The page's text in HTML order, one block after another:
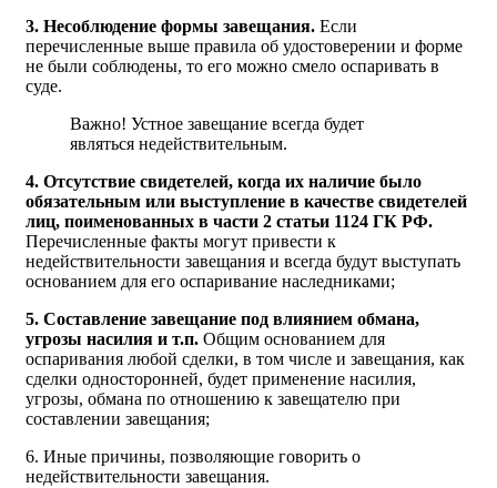
3. Несоблюдение формы завещания. Если
перечисленные выше правила об удостоверении и форме
не были соблюдены, то его можно смело оспаривать в
суде.
Важно! Устное завещание всегда будет
являться недействительным.
4. Отсутствие свидетелей, когда их наличие было
обязательным или выступление в качестве свидетелей
лиц, поименованных в части 2 статьи 1124 ГК РФ.
Перечисленные факты могут привести к
недействительности завещания и всегда будут выступать
основанием для его оспаривание наследниками;
5. Составление завещание под влиянием обмана,
угрозы насилия и т.п. Общим основанием для
оспаривания любой сделки, в том числе и завещания, как
сделки односторонней, будет применение насилия,
угрозы, обмана по отношению к завещателю при
составлении завещания;
6. Иные причины, позволяющие говорить о
недействительности завещания.